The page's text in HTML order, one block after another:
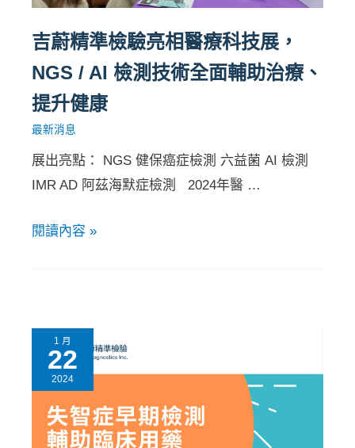
吉蔚精準檢驗亮相醫療科技展，
NGS / AI 檢測技術全面輔助治療、
提升健康
最新消息
展出亮點： NGS 健保癌症檢測 六益菌 AI 檢測
IMR AD 阿茲海默症檢測 2024年醫 …
閱讀內容 »
1 月
22
2024